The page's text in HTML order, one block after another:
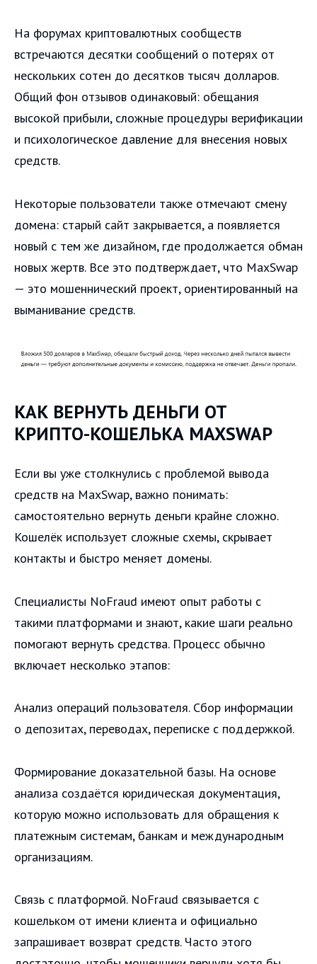
На форумах криптовалютных сообществ
встречаются десятки сообщений о потерях от
нескольких сотен до десятков тысяч долларов.
Общий фон отзывов одинаковый: обещания
высокой прибыли, сложные процедуры верификации
и психологическое давление для внесения новых
средств.
Некоторые пользователи также отмечают смену
домена: старый сайт закрывается, а появляется
новый с тем же дизайном, где продолжается обман
новых жертв. Все это подтверждает, что MaxSwap
— это мошеннический проект, ориентированный на
выманивание средств.
КАК ВЕРНУТЬ ДЕНЬГИ ОТ
КРИПТО-КОШЕЛЬКА MAXSWAP
Если вы уже столкнулись с проблемой вывода
средств на MaxSwap, важно понимать:
самостоятельно вернуть деньги крайне сложно.
Кошелёк использует сложные схемы, скрывает
контакты и быстро меняет домены.
Специалисты NoFraud имеют опыт работы с
такими платформами и знают, какие шаги реально
помогают вернуть средства. Процесс обычно
включает несколько этапов:
Анализ операций пользователя. Сбор информации
о депозитах, переводах, переписке с поддержкой.
Формирование доказательной базы. На основе
анализа создаётся юридическая документация,
которую можно использовать для обращения к
платежным системам, банкам и международным
организациям.
Связь с платформой. NoFraud связывается с
кошельком от имени клиента и официально
запрашивает возврат средств. Часто этого